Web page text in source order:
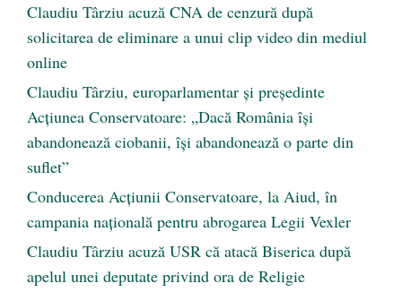
Claudiu Târziu acuză CNA de cenzură după
solicitarea de eliminare a unui clip video din mediul
online
Claudiu Târziu, europarlamentar și președinte
Acțiunea Conservatoare: „Dacă România își
abandonează ciobanii, își abandonează o parte din
suflet”
Conducerea Acțiunii Conservatoare, la Aiud, în
campania națională pentru abrogarea Legii Vexler
Claudiu Târziu acuză USR că atacă Biserica după
apelul unei deputate privind ora de Religie